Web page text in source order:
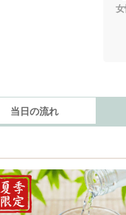
当日の流れ